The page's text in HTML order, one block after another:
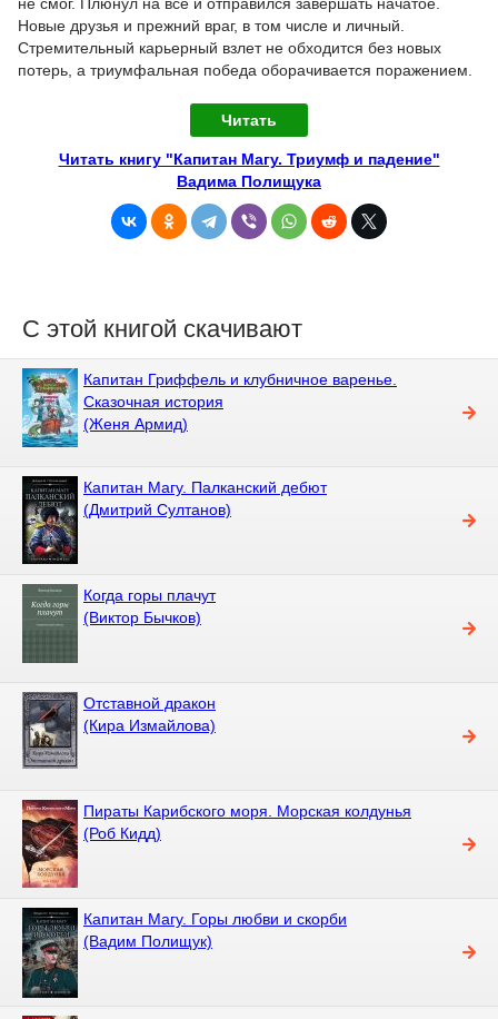
Новые друзья и прежний враг, в том числе и личный.
Стремительный карьерный взлет не обходится без новых
потерь, а триумфальная победа оборачивается поражением.
Читать
Читать книгу "Капитан Магу. Триумф и падение"
Вадима Полищука
С этой книгой скачивают
Капитан Гриффель и клубничное варенье.
Сказочная история
(Женя Армид)
Капитан Магу. Палканский дебют
(Дмитрий Султанов)
Когда горы плачут
(Виктор Бычков)
Отставной дракон
(Кира Измайлова)
Пираты Карибского моря. Морская колдунья
(Роб Кидд)
Капитан Магу. Горы любви и скорби
(Вадим Полищук)